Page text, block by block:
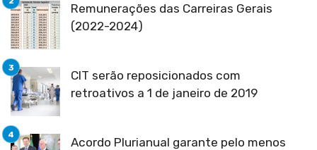
Remunerações das Carreiras Gerais
(2022-2024)
CIT serão reposicionados com
retroativos a 1 de janeiro de 2019
Acordo Plurianual garante pelo menos